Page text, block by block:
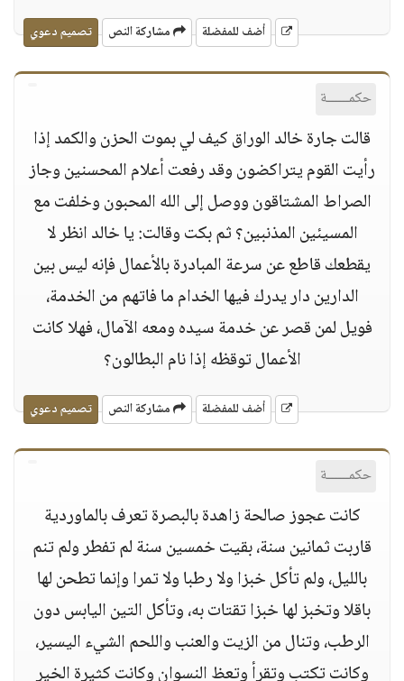
أضف للمفضلة مشاركة النص تصميم دعوي
حكمــــــة
قالت جارة خالد الوراق كيف لي بموت الحزن والكمد إذا
رأيت القوم يتراكضون وقد رفعت أعلام المحسنين وجاز
الصراط المشتاقون ووصل إلى الله المحبون وخلفت مع
المسيئين المذنبين؟ ثم بكت وقالت: يا خالد انظر لا
يقطعك قاطع عن سرعة المبادرة بالأعمال فإنه ليس بين
الدارين دار يدرك فيها الخدام ما فاتهم من الخدمة،
فويل لمن قصر عن خدمة سيده ومعه الآمال، فهلا كانت
الأعمال توقظه إذا نام البطالون؟
أضف للمفضلة مشاركة النص تصميم دعوي
حكمــــــة
كانت عجوز صالحة زاهدة بالبصرة تعرف بالماوردية
قاربت ثمانين سنة، بقيت خمسين سنة لم تفطر ولم تنم
بالليل، ولم تأكل خبزا ولا رطبا ولا تمرا وإنما تطحن لها
باقلا وتخبز لها خبزا تقتات به، وتأكل التين اليابس دون
الرطب، وتنال من الزيت والعنب واللحم الشيء اليسير،
وكانت تكتب وتقرأ وتعظ النسوان وكانت كثيرة الخير